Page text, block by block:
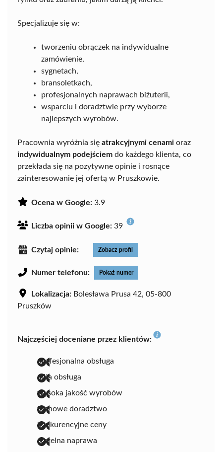
Specjalizuje się w:
tworzeniu obrączek na indywidualne
zamówienie,
sygnetach,
bransoletkach,
profesjonalnych naprawach biżuterii,
wsparciu i doradztwie przy wyborze
najlepszych wyrobów.
Pracownia wyróżnia się atrakcyjnymi cenami oraz
indywidualnym podejściem do każdego klienta, co
przekłada się na pozytywne opinie i rosnące
zainteresowanie jej ofertą w Pruszkowie.
Ocena w Google: 3.9
Liczba opinii w Google: 39
Czytaj opinie: Zobacz profil
Numer telefonu: Pokaż numer
Lokalizacja: Bolesława Prusa 42, 05-800
Pruszków
Najczęściej doceniane przez klientów:
profesjonalna obsługa
miła obsługa
wysoka jakość wyrobów
fachowe doradztwo
konkurencyjne ceny
rzetelna naprawa